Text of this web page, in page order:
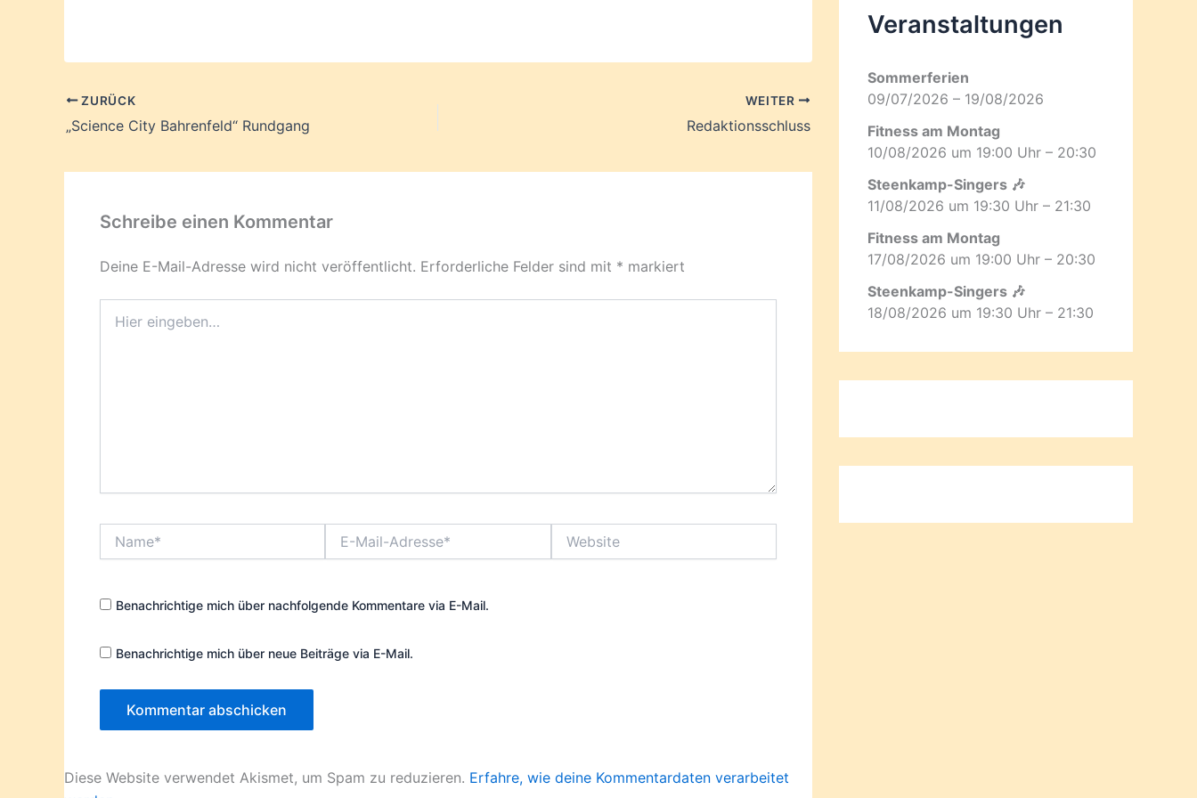
ZURÜCK
„Science City Bahrenfeld“ Rundgang
WEITER
Redaktionsschluss
Schreibe einen Kommentar
Deine E-Mail-Adresse wird nicht veröffentlicht. Erforderliche Felder sind mit * markiert
eingeben…
Mail-
Benachrichtige mich über nachfolgende Kommentare via E-Mail.
Benachrichtige mich über neue Beiträge via E-Mail.
Diese Website verwendet Akismet, um Spam zu reduzieren. Erfahre, wie deine Kommentardaten verarbeitet
Veranstaltungen
Sommerferien
09/07/2026 – 19/08/2026
Fitness am Montag
10/08/2026 um 19:00 Uhr – 20:30
Steenkamp-Singers 🎶
11/08/2026 um 19:30 Uhr – 21:30
Fitness am Montag
17/08/2026 um 19:00 Uhr – 20:30
Steenkamp-Singers 🎶
18/08/2026 um 19:30 Uhr – 21:30